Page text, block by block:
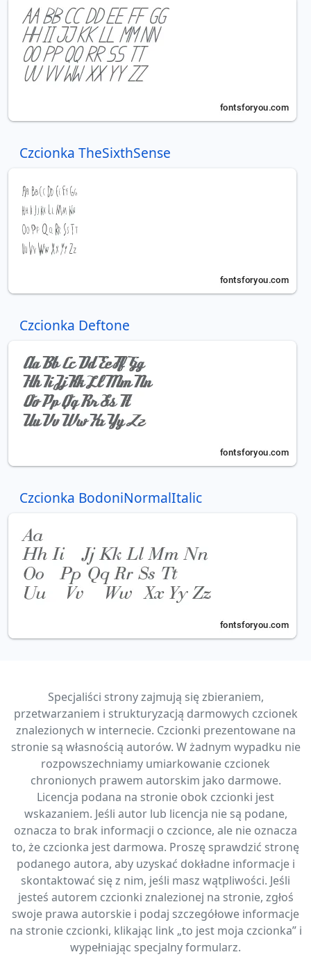
Czcionka TheSixthSense
Czcionka Deftone
Czcionka BodoniNormalItalic
Specjaliści strony zajmują się zbieraniem,
przetwarzaniem i strukturyzacją darmowych czcionek
znalezionych w internecie. Czcionki prezentowane na
stronie są własnością autorów. W żadnym wypadku nie
rozpowszechniamy umiarkowanie czcionek
chronionych prawem autorskim jako darmowe.
Licencja podana na stronie obok czcionki jest
wskazaniem. Jeśli autor lub licencja nie są podane,
oznacza to brak informacji o czcionce, ale nie oznacza
to, że czcionka jest darmowa. Proszę sprawdzić stronę
podanego autora, aby uzyskać dokładne informacje i
skontaktować się z nim, jeśli masz wątpliwości. Jeśli
jesteś autorem czcionki znalezionej na stronie, zgłoś
swoje prawa autorskie i podaj szczegółowe informacje
na stronie czcionki, klikając link „to jest moja czcionka” i
wypełniając specjalny formularz.